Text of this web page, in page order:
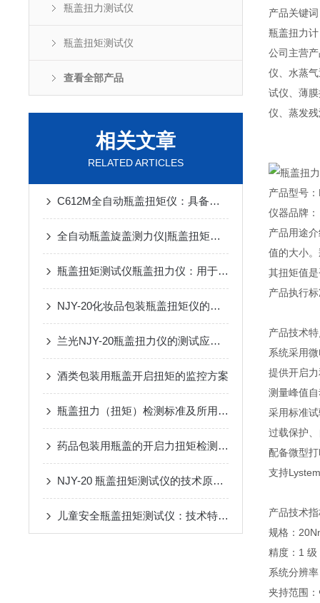
瓶盖扭力测试仪
瓶盖扭矩测试仪
查看全部产品
相关文章
RELATED ARTICLES
C612M全自动瓶盖扭矩仪：具备开启力和锁紧力双重试验模式
全自动瓶盖旋盖测力仪|瓶盖扭矩仪|仪器介绍|技术优势|特点
瓶盖扭矩测试仪瓶盖扭力仪：用于果酱罐头瓶盖开启力检测
NJY-20化妆品包装瓶盖扭矩仪的全面介绍
兰光NJY-20瓶盖扭力仪的测试应用与执行标准
酒类包装用瓶盖开启扭矩的监控方案
瓶盖扭力（扭矩）检测标准及所用检测设备推荐
药品包装用瓶盖的开启力扭矩检测方法
NJY-20 瓶盖扭矩测试仪的技术原理解析
儿童安全瓶盖扭矩测试仪：技术特点与应用价值
产品关键
瓶盖扭力
公司主营
仪、水蒸
试仪、薄
仪、蒸发
产品型号
仪器品牌
产品用途
值的大小
其扭矩值
产品执行
产品技术
系统采用
提供开启
测量峰值
采用标准
过载保护
配备微型
支持
产品技术
规格：
精度：1 级
系统分辨
夹持范围